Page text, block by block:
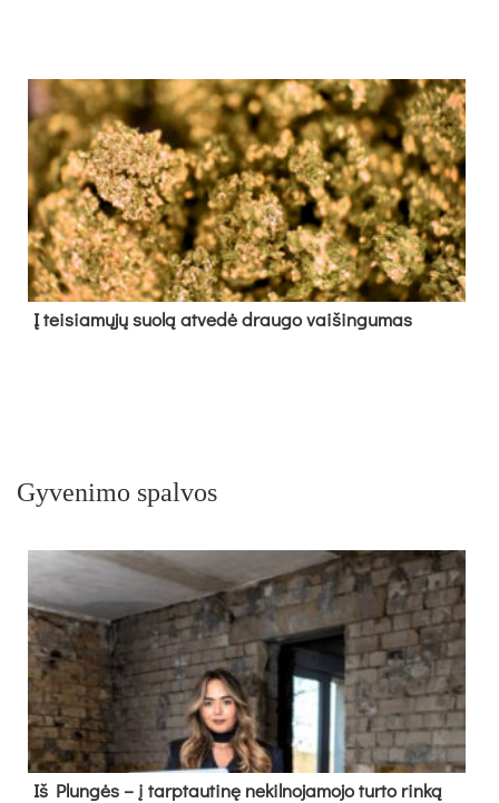
Į tei­sia­mų­jų suo­lą at­ve­dė drau­go vai­šin­gu­mas
Gyvenimo spalvos
Iš Plungės – į tarptautinę nekilnojamojo turto rinką